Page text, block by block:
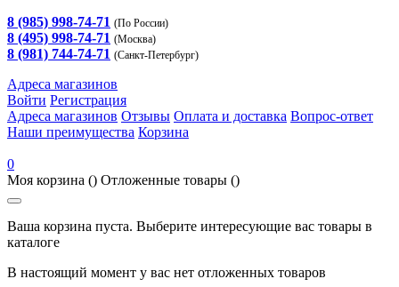
8 (985) 998-74-71 (По России)
8 (495) 998-74-71 (Москва)
8 (981) 744-74-71 (Санкт-Петербург)
Адреса магазинов
Войти Регистрация
Адреса магазинов Отзывы Оплата и доставка Вопрос-ответ
Наши преимущества Корзина
0
Моя корзина () Отложенные товары ()
Ваша корзина пуста. Выберите интересующие вас товары в
каталоге
В настоящий момент у вас нет отложенных товаров